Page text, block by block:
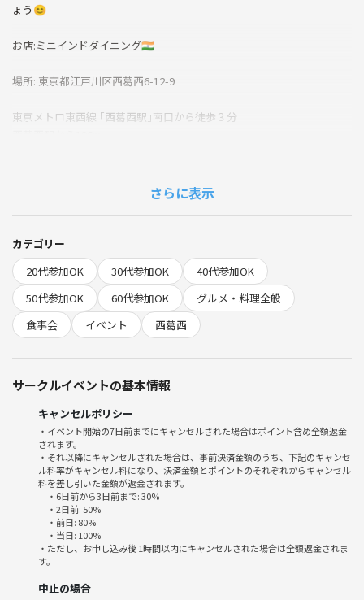
ょう😊
お店:ミニインドダイニング🇮🇳
場所: 東京都江戸川区西葛西6-12-9
東京メトロ東西線 ｢西葛西駅｣南口から徒歩３分
3.フリートーク
4. 解散👋
🌱サークルの雰囲気
私たちのサークルは、カレー好きが集まるアットホームな雰囲気を大切
に素敵な時間を過ごせることを楽しみにしています😊
⚠️注意事項⚠️
下記の行為はご遠慮ください。
・勧誘・営業・告知・引き抜き・しつこいナンパ・暴言など
・過度なナンパ行為や迷惑行為
・開催内容や風景写真、動画のSNS等への無許可投稿
さらに表示
カテゴリー
20代参加OK
30代参加OK
40代参加OK
50代参加OK
60代参加OK
グルメ・料理全般
食事会
イベント 西葛西
サークルイベントの基本情報
キャンセルポリシー
・イベント開始の7日前までにキャンセルされた場合はポイント含め全額返金
されます。
・それ以降にキャンセルされた場合は、事前決済金額のうち、下記のキャンセ
ル料率がキャンセル料になり、決済金額とポイントのそれぞれからキャンセル
料を差し引いた金額が返金されます。
・6日前から3日前まで: 30%
・2日前: 50%
・前日: 80%
・当日: 100%
・ただし、お申し込み後 1時間以内にキャンセルされた場合は全額返金されま
す。
中止の場合